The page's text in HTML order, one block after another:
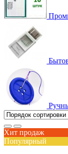
Хит продаж
Популярный